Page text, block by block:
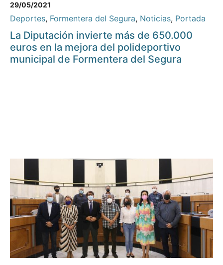
29/05/2021
Deportes, Formentera del Segura, Noticias, Portada
La Diputación invierte más de 650.000
euros en la mejora del polideportivo
municipal de Formentera del Segura